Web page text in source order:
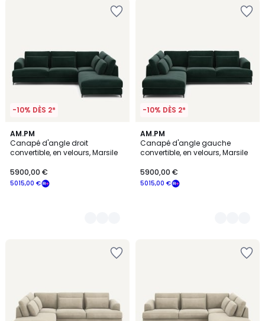
-10% DÈS 2*
AM.PM
Canapé d'angle droit
convertible, en velours, Marsile
5015,00 €
5900,00 €
17
Couleurs
-10% DÈS 2*
AM.PM
Canapé d'angle gauche
convertible, en velours, Marsile
5015,00 €
5900,00 €
17
Couleurs